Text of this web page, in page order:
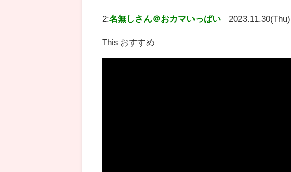
2:名無しさん＠おカマいっぱい 2023.11.30(Thu)
This おすすめ